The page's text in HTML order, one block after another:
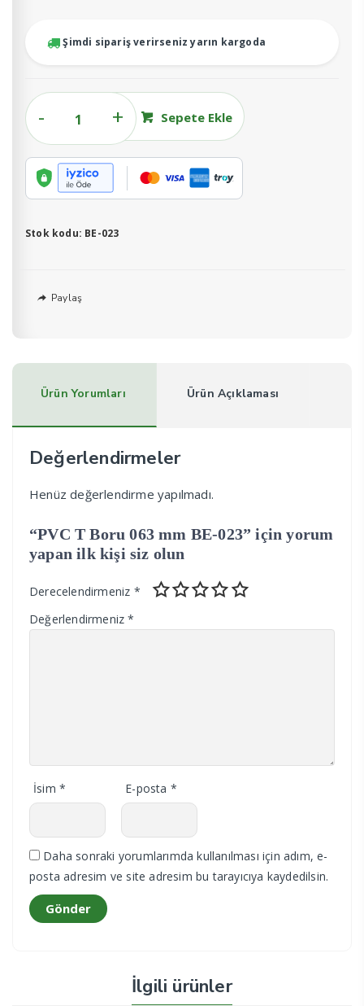
Şimdi sipariş verirseniz yarın kargoda
063
mm
023
Sepete Ekle
Stok kodu: BE-023
Paylaş
Ürün Yorumları Ürün Açıklaması
Değerlendirmeler
Henüz değerlendirme yapılmadı.
“PVC T Boru 063 mm BE-023” için yorum
yapan ilk kişi siz olun
Derecelendirmeniz *
Değerlendirmeniz*
İsim * E-posta *
Daha sonraki yorumlarımda kullanılması için adım, e-
posta adresim ve site adresim bu tarayıcıya kaydedilsin.
İlgili ürünler